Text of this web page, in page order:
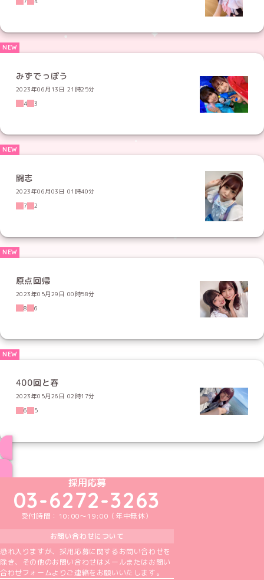
みずでっぽう
2023年06月13日 21時25分
4
3
闘志
2023年06月03日 01時40分
7
2
原点回帰
2023年05月29日 00時58分
8
6
400回と春
2023年05月26日 02時17分
6
5
めいどりーみんTikTok公式アカウント
めいどりーみんX公式アカウント
めいどりーみんInstagram公式アカウント
めいどりーみんFacebook公式アカウン
めいどりーみんYouTube公式アカ
採用応募
03-6272-3263
受付時間：10:00～19:00（年中無休）
お問い合わせについて
恐れ入りますが、採用応募に関するお問い合わせを
除き、その他のお問い合わせはメールまたはお問い
合わせフォームよりご連絡をお願いいたします。